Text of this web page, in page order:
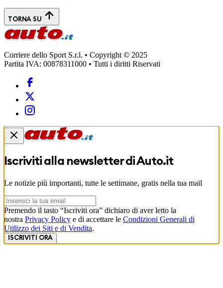
TORNA SU
Corriere dello Sport S.r.l. • Copyright © 2025
Partita IVA: 00878311000 • Tutti i diritti Riservati
Iscriviti alla newsletter diAuto.it
Le notizie più importanti, tutte le settimane, gratis nella tua mail
Premendo il tasto “Iscriviti ora” dichiaro di aver letto la
nostra Privacy Policy e di accettare le Condizioni Generali di
Utilizzo dei Siti e di Vendita.
ISCRIVITI ORA